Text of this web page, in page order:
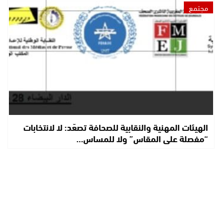
مجتمع
الهيئات المهنية والنقابية للصحافة تصعّد: لا لانتخابات
“مفصلة على المقاس” ولا للمساس…